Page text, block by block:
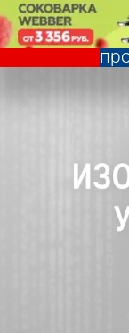
Криминал
по